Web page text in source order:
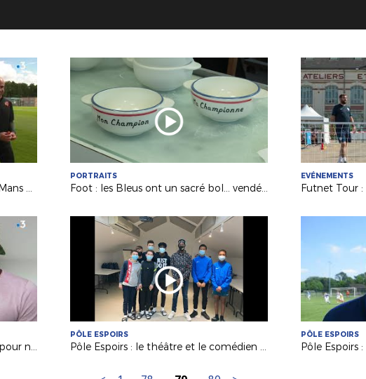
National : c'est la reprise pour Le Mans FC (France 3 PDL)
PORTRAITS
Foot : les Bleus ont un sacré bol... vendéen (France 3 PDL)
EVÉNEMENTS
Pôle Espoirs : des ateliers théâtre pour nos jeunes (France 3 PDL)
PÔLE ESPOIRS
Pôle Espoirs : le théâtre et le comédien nantais Soriba DABO à la rencontre de nos jeunes
PÔLE ESPOIRS